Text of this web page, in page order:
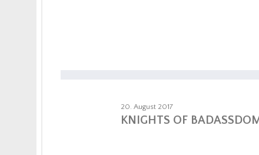
20. August 2017
KNIGHTS OF